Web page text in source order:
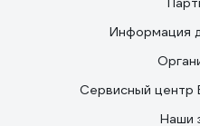
Информация
Сервисный центр
Наши